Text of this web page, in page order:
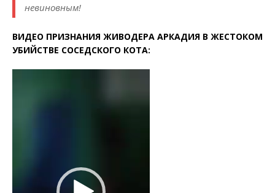
невиновным!
ВИДЕО ПРИЗНАНИЯ ЖИВОДЕРА АРКАДИЯ В ЖЕСТОКОМ
УБИЙСТВЕ СОСЕДСКОГО КОТА: